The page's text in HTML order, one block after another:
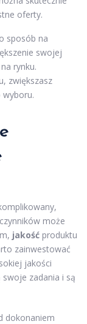
oferty.
sposób na
swojej
rynku.
zwiększasz
może
jakość produktu
zainwestować
jakości
swoje zadania i są
dokonaniem